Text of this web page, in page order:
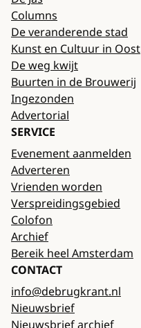
Columns
De veranderende stad
Kunst en Cultuur in Oost
De weg kwijt
Buurten in de Brouwerij
Ingezonden
Advertorial
SERVICE
Evenement aanmelden
Adverteren
Vrienden worden
Verspreidingsgebied
Colofon
Archief
Bereik heel Amsterdam
CONTACT
info@debrugkrant.nl
Nieuwsbrief
Nieuwsbrief archief